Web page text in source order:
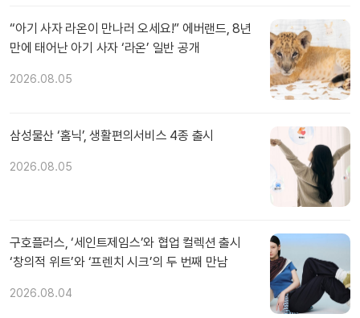
“아기 사자 라온이 만나러 오세요!” 에버랜드, 8년
만에 태어난 아기 사자 ‘라온’ 일반 공개
2026.08.05
삼성물산 ‘홈닉’, 생활편의서비스 4종 출시
2026.08.05
구호플러스, ‘세인트제임스’와 협업 컬렉션 출시
‘창의적 위트’와 ‘프렌치 시크’의 두 번째 만남
2026.08.04